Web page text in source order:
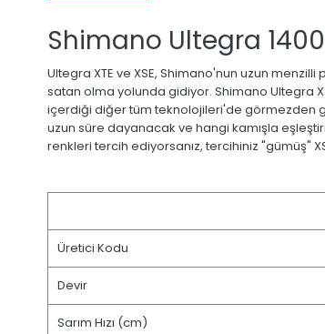
Shimano Ultegra
Ultegra XTE ve XSE, Shimano'nun uzun
satan olma yolunda gidiyor. Shimano Ultegra
içerdiği diğer tüm teknolojileri'de görmezden
uzun süre dayanacak ve hangi kamışla
renkleri tercih ediyorsanız, tercihiniz "gümüş"
Üretici Kodu
Devir
Sarım Hızı (cm)